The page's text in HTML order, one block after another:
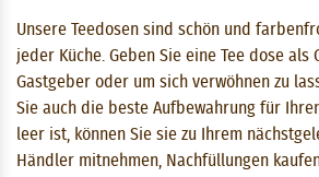
Unsere Teedosen sind schön und
jeder Küche. Geben Sie eine Tee dose als
Gastgeber oder um sich verwöhnen zu
Sie auch die beste Aufbewahrung für
leer ist, können Sie sie zu Ihrem
Händler mitnehmen, Nachfüllungen